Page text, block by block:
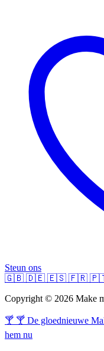
Steun ons
🇬🇧 🇩🇪 🇪🇸 🇫🇷
Copyright © 2026 Make
🍸 🍸 De gloednieuwe
hem nu